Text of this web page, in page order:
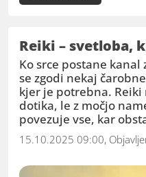
Reiki – svetloba,
Ko srce postane
se zgodi nekaj
kjer je potrebna.
dotika, le z močjo
povezuje vse, kar
15.10.2025 09:00,